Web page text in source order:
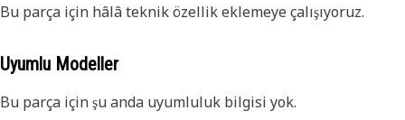
Bu parça için hâlâ teknik özellik eklemeye çalışıyoruz.
Uyumlu Modeller
Bu parça için şu anda uyumluluk bilgisi yok.